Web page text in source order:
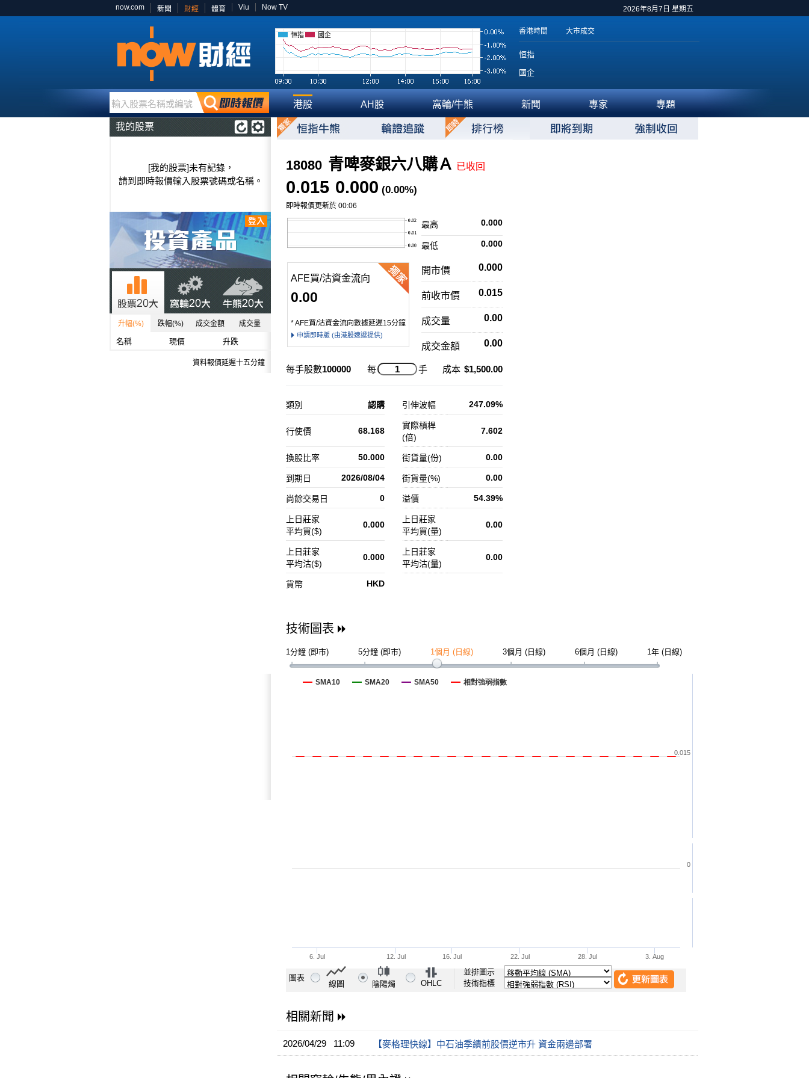
2026年8月7日 星期五
now.com 新聞 財經 體育 Viu Now TV
恒指 國企 香港時間 大市成交
恒指
國企
輸入股票名稱或編號 港股 AH股 窩輪/牛熊 新聞 專家 專題
我的股票
[我的股票]未有記錄，
請到即時報價輸入股票號碼或名稱。
升幅(%) 跌幅(%) 成交金額 成交量
名稱 現價 升跌
資料報價延遲十五分鐘
18080 青啤麥銀六八購Ａ 已收回
0.015 0.000 (0.00%)
即時報價更新於 00:06
0.000
最高
0.000
最低
AFE買/沽資金流向
0.00
* AFE買/沽資金流向數據延遲15分鐘
申請即時版 (由港股速遞提供)
開市價 0.000
前收市價 0.015
成交量 0.00
成交金額 0.00
每手股數100000 每 手 成本 $1,500.00
類別 認購 引伸波幅 247.09%
行使價 68.168
實際槓桿
(倍)
7.602
換股比率 50.000 街貨量(份) 0.00
到期日 2026/08/04 街貨量(%) 0.00
尚餘交易日 0 溢價 54.39%
上日莊家
平均買($)
0.000
上日莊家
平均買(量)
0.00
上日莊家
平均沽($)
0.000
上日莊家
平均沽(量)
0.00
貨幣 HKD
技術圖表
1分鐘 (即市) 5分鐘 (即市) 1個月 (日線) 3個月 (日線) 6個月 (日線) 1年 (日線)
圖表
線圖 陰陽燭 OHLC
並排圖示
技術指標
相關新聞
2026/04/29 11:09 【麥格理快線】中石油季績前股價逆市升 資金兩邊部署